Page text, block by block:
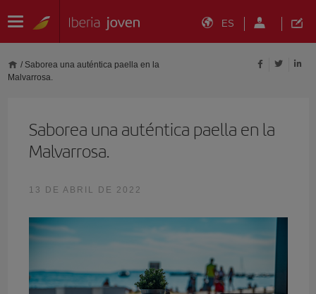
ES
/ Saborea una auténtica paella en la
Malvarrosa.
Saborea una auténtica paella en la
Malvarrosa.
13 DE ABRIL DE 2022